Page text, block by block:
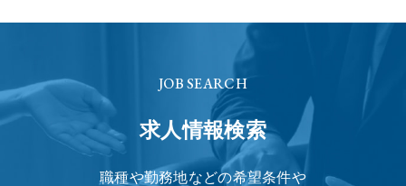
JOB SEARCH
求人情報検索
職種や勤務地などの希望条件や